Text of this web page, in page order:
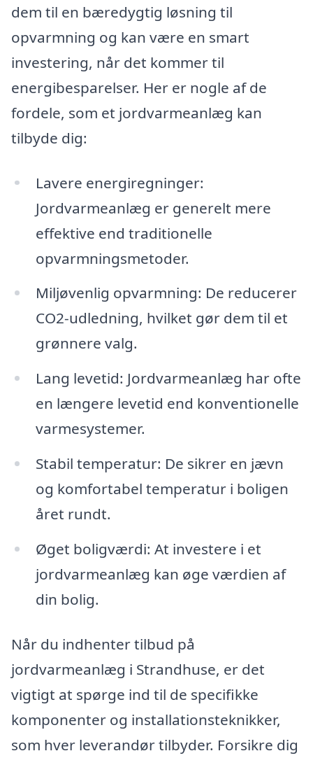
dem til en bæredygtig løsning til
opvarmning og kan være en smart
investering, når det kommer til
energibesparelser. Her er nogle af de
fordele, som et jordvarmeanlæg kan
tilbyde dig:
Lavere energiregninger:
Jordvarmeanlæg er generelt mere
effektive end traditionelle
opvarmningsmetoder.
Miljøvenlig opvarmning: De reducerer
CO2-udledning, hvilket gør dem til et
grønnere valg.
Lang levetid: Jordvarmeanlæg har ofte
en længere levetid end konventionelle
varmesystemer.
Stabil temperatur: De sikrer en jævn
og komfortabel temperatur i boligen
året rundt.
Øget boligværdi: At investere i et
jordvarmeanlæg kan øge værdien af
din bolig.
Når du indhenter tilbud på
jordvarmeanlæg i Strandhuse, er det
vigtigt at spørge ind til de specifikke
komponenter og installationsteknikker,
som hver leverandør tilbyder. Forsikre dig